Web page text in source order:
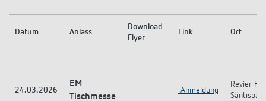
LED-Leuchten
OEM-Lösungen
Ansprechpartner OEM
Zeit- und Lichtsteuerung
DALI-2 Lichtsteuerung
Mediathek
Unternehmen
Datum Anlass
Download
Flyer
Link Ort
24.03.2026
EM
Tischmesse
Anmeldung
Revier